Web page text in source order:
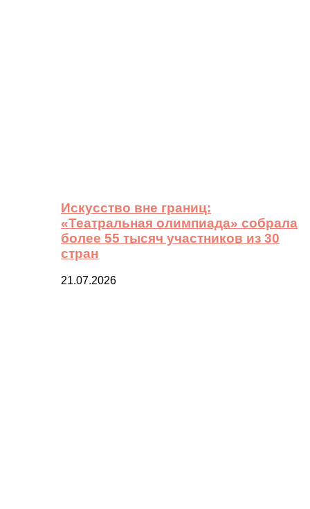
Искусство вне границ:
«Театральная олимпиада» собрала
более 55 тысяч участников из 30
стран
21.07.2026